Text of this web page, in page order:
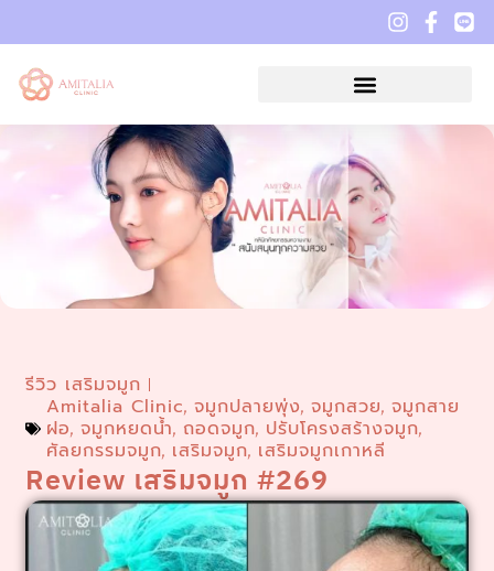
รีวิว เสริมจมูก
Amitalia Clinic,จมูกปลายพุ่ง,จมูกสวย,จมูกสาย
ฝอ,จมูกหยดน้ำ, ถอดจมูก, ปรับโครงสร้างจมูก,
ศัลยกรรมจมูก, เสริมจมูก, เสริมจมูกเกาหลี
Review เสริมจมูก #269